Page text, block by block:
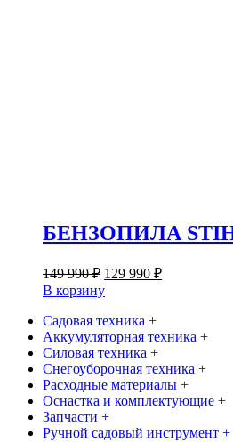
БЕНЗОПИЛА
149 990₽ Первоначальная
цена
составляла
149
990 ₽.
129 990 ₽Текущая
В корзину
Садовая техника +
Аккумуляторная техника +
Силовая техника +
Снегоуборочная техника +
Расходные материалы +
Оснастка и комплектующие +
Запчасти +
Ручной садовый инструмент +